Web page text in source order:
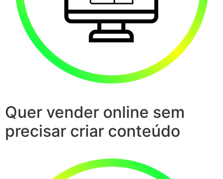
Quer vender online sem
precisar criar conteúdo